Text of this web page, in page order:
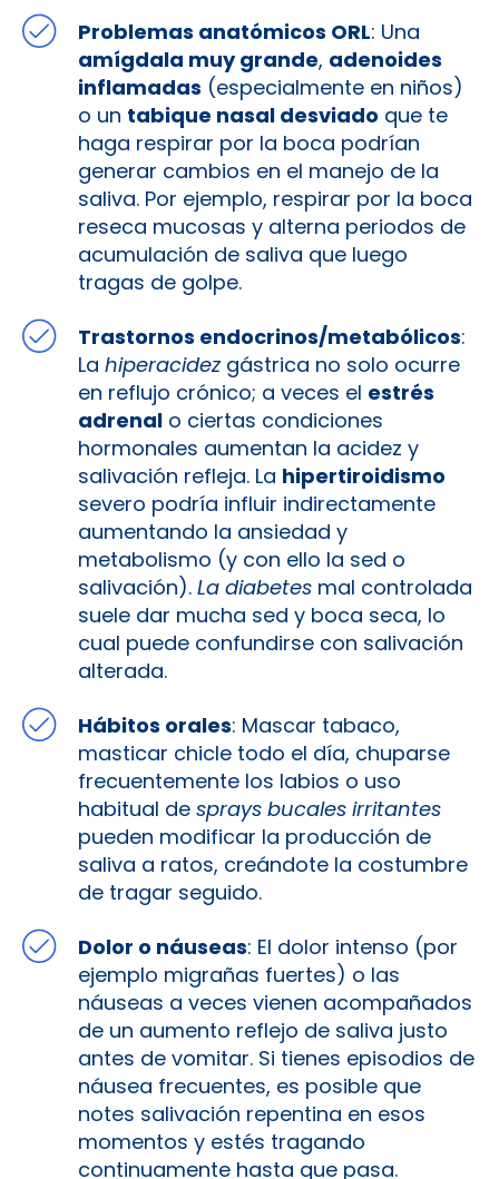
Problemas anatómicos ORL: Una
amígdala muy grande, adenoides
inflamadas (especialmente en niños)
o un tabique nasal desviado que te
haga respirar por la boca podrían
generar cambios en el manejo de la
saliva. Por ejemplo, respirar por la boca
reseca mucosas y alterna periodos de
acumulación de saliva que luego
tragas de golpe.
Trastornos endocrinos/metabólicos:
La hiperacidezgástrica no solo ocurre
en reflujo crónico; a veces el estrés
adrenal o ciertas condiciones
hormonales aumentan la acidez y
salivación refleja. La hipertiroidismo
severo podría influir indirectamente
aumentando la ansiedad y
metabolismo (y con ello la sed o
salivación). La diabetes mal controlada
suele dar mucha sed y boca seca, lo
cual puede confundirse con salivación
alterada.
Hábitos orales: Mascar tabaco,
masticar chicle todo el día, chuparse
frecuentemente los labios o uso
habitual de sprays bucales irritantes
pueden modificar la producción de
saliva a ratos, creándote la costumbre
de tragar seguido.
Dolor o náuseas: El dolor intenso (por
ejemplo migrañas fuertes) o las
náuseas a veces vienen acompañados
de un aumento reflejo de saliva justo
antes de vomitar. Si tienes episodios de
náusea frecuentes, es posible que
notes salivación repentina en esos
momentos y estés tragando
continuamente hasta que pasa.